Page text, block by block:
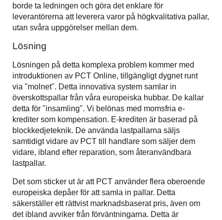
borde ta ledningen och göra det enklare för
leverantörerna att leverera varor på högkvalitativa pallar,
utan svåra uppgörelser mellan dem.
Lösning
Lösningen på detta komplexa problem kommer med
introduktionen av PCT Online, tillgängligt dygnet runt
via "molnet". Detta innovativa system samlar in
överskottspallar från våra europeiska hubbar. De kallar
detta för "insamling". Vi belönas med momsfria e-
krediter som kompensation. E-krediten är baserad på
blockkedjeteknik. De använda lastpallarna säljs
samtidigt vidare av PCT till handlare som säljer dem
vidare, ibland efter reparation, som återanvändbara
lastpallar.
Det som sticker ut är att PCT använder flera oberoende
europeiska depåer för att samla in pallar. Detta
säkerställer ett rättvist marknadsbaserat pris, även om
det ibland avviker från förväntningarna. Detta är